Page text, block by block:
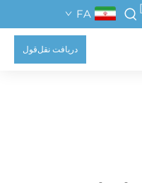
FA
دریافت نقل‌قول